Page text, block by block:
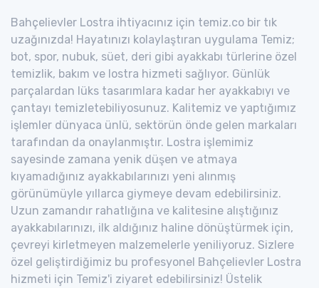
Bahçelievler Lostra ihtiyacınız için temiz.co bir tık
uzağınızda! Hayatınızı kolaylaştıran uygulama Temiz;
bot, spor, nubuk, süet, deri gibi ayakkabı türlerine özel
temizlik, bakım ve lostra hizmeti sağlıyor. Günlük
parçalardan lüks tasarımlara kadar her ayakkabıyı ve
çantayı temizletebiliyosunuz. Kalitemiz ve yaptığımız
işlemler dünyaca ünlü, sektörün önde gelen markaları
tarafından da onaylanmıştır. Lostra işlemimiz
sayesinde zamana yenik düşen ve atmaya
kıyamadığınız ayakkabılarınızı yeni alınmış
görünümüyle yıllarca giymeye devam edebilirsiniz.
Uzun zamandır rahatlığına ve kalitesine alıştığınız
ayakkabılarınızı, ilk aldığınız haline dönüştürmek için,
çevreyi kirletmeyen malzemelerle yeniliyoruz. Sizlere
özel geliştirdiğimiz bu profesyonel Bahçelievler Lostra
hizmeti için Temiz'i ziyaret edebilirsiniz! Üstelik